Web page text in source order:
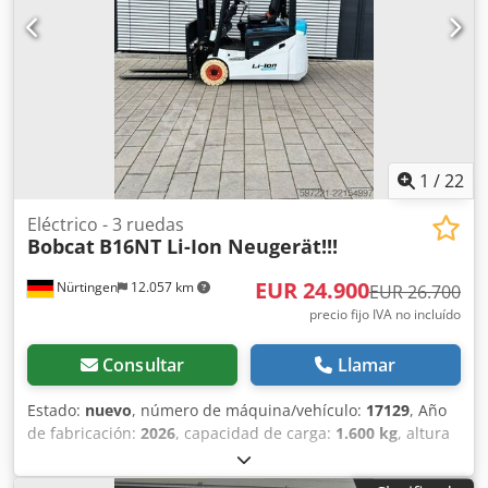
51,2 V, 277 Ah
1 /22
Nürtingen 12.057 km
Eléctrico - 3 ruedas
Bobcat B16NT Li-Ion Neugerät!!!
EUR 24.900EUR 26.700
precio fijo IVA no incluído
Consultar Llamar
Estado: nuevo, número de máquina/vehículo: 17129, Año
de fabricación: 2026, capacidad de carga: 1.600 kg, altura
, ascensor libre:
de carga:500 mm, tipo de combustible:eléctrico, tipo de